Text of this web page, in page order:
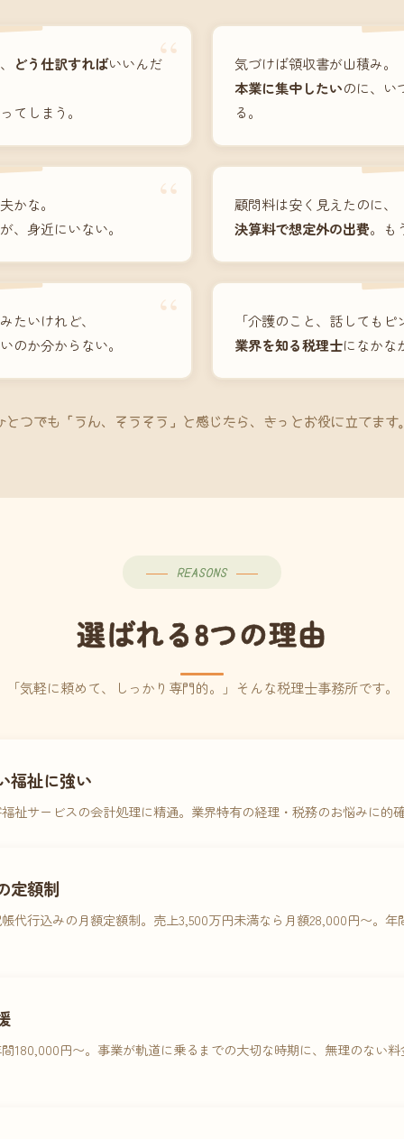
“
どう仕訳すればいいんだ
てしまう。
気づけば領収書が山積み。
本業に集中したいのに、い
る。
“
かな。
、身近にいない。
顧問料は安く見えたのに、
決算料で想定外の出費。も
“
たいけれど、
のか分からない。
「介護のこと、話してもピ
業界を知る税理士になかな
とつでも「うん、そうそう」と感じたら、きっとお役に立てます。
REASONS
選ばれる8つの理由
「気軽に頼めて、しっかり専門的。」そんな税理士事務所です。
福祉に強い
祉サービスの会計処理に精通。業界特有の経理・税務のお悩みに的
定額制
代行込みの月額定額制。売上3,500万円未満なら月額28,000円〜。年
180,000円〜。事業が軌道に乗るまでの大切な時期に、無理のない料